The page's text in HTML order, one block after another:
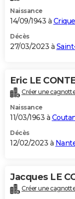
Naissance
14/09/1943 à
Décès
27/03/2023 à
Eric LE
Créer une
Naissance
11/03/1963 à
Décès
12/02/2023 à
Jacques LE
Créer une